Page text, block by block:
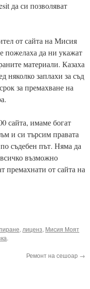
да си позволяват
от сайта на Мисия
пожелаха да ни укажат
материали. Казаха
няколко заплахи за съд
за премахване на
сайта, имаме богат
и си търсим правата
съдебен път. Няма да
възможно
премахнати от сайта на
, лиценз, Мисия Моят
.
Ремонт на сешоар →